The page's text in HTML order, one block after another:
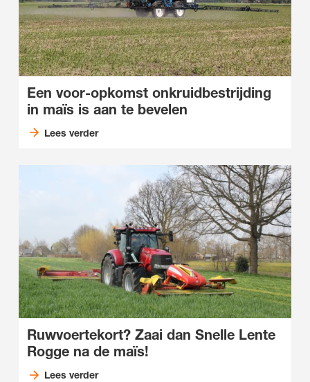
Een voor-opkomst onkruidbestrijding
in maïs is aan te bevelen
Lees verder
Ruwvoertekort? Zaai dan Snelle Lente
Rogge na de maïs!
Lees verder